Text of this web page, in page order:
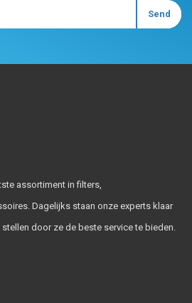
assortiment in filters,
Dagelijks staan onze experts klaar
door ze de beste service te bieden.